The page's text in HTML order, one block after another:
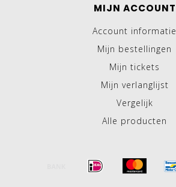
MIJN ACCOUNT
Account informatie
Mijn bestellingen
Mijn tickets
Mijn verlanglijst
Vergelijk
Alle producten